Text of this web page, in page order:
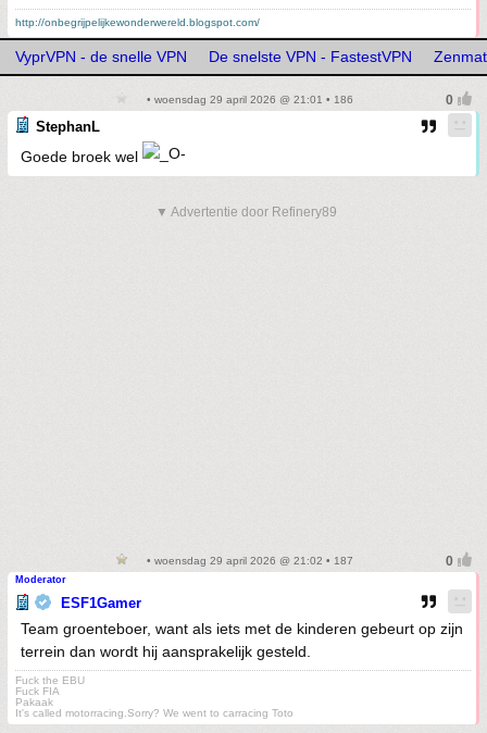
http://onbegrijpelijkewonderwereld.blogspot.com/
VyprVPN - de snelle VPN De snelste VPN - FastestVPN
• woensdag 29 april 2026 @ 21:01 • 186
StephanL
Goede broek wel
▼ Advertentie door Refinery89
• woensdag 29 april 2026 @ 21:02 • 187
Moderator
ESF1Gamer
Team groenteboer, want als iets met de kinderen gebeurt op zijn
terrein dan wordt hij aansprakelijk gesteld.
Fuck the EBU
Fuck FIA
Pakaak
It's called motorracing.Sorry? We went to carracing Toto